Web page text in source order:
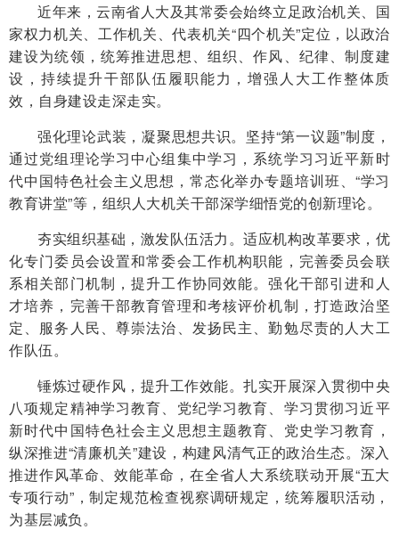
近年来，云南省人大及其常委会始终立足政治机关、国
家权力机关、工作机关、代表机关“四个机关”定位，以政治
建设为统领，统筹推进思想、组织、作风、纪律、制度建
设，持续提升干部队伍履职能力，增强人大工作整体质
效，自身建设走深走实。
强化理论武装，凝聚思想共识。坚持“第一议题”制度，
通过党组理论学习中心组集中学习，系统学习习近平新时
代中国特色社会主义思想，常态化举办专题培训班、“学习
教育讲堂”等，组织人大机关干部深学细悟党的创新理论。
夯实组织基础，激发队伍活力。适应机构改革要求，优
化专门委员会设置和常委会工作机构职能，完善委员会联
系相关部门机制，提升工作协同效能。强化干部引进和人
才培养，完善干部教育管理和考核评价机制，打造政治坚
定、服务人民、尊崇法治、发扬民主、勤勉尽责的人大工
作队伍。
锤炼过硬作风，提升工作效能。扎实开展深入贯彻中央
八项规定精神学习教育、党纪学习教育、学习贯彻习近平
新时代中国特色社会主义思想主题教育、党史学习教育，
纵深推进“清廉机关”建设，构建风清气正的政治生态。深入
推进作风革命、效能革命，在全省人大系统联动开展“五大
专项行动”，制定规范检查视察调研规定，统筹履职活动，
为基层减负。